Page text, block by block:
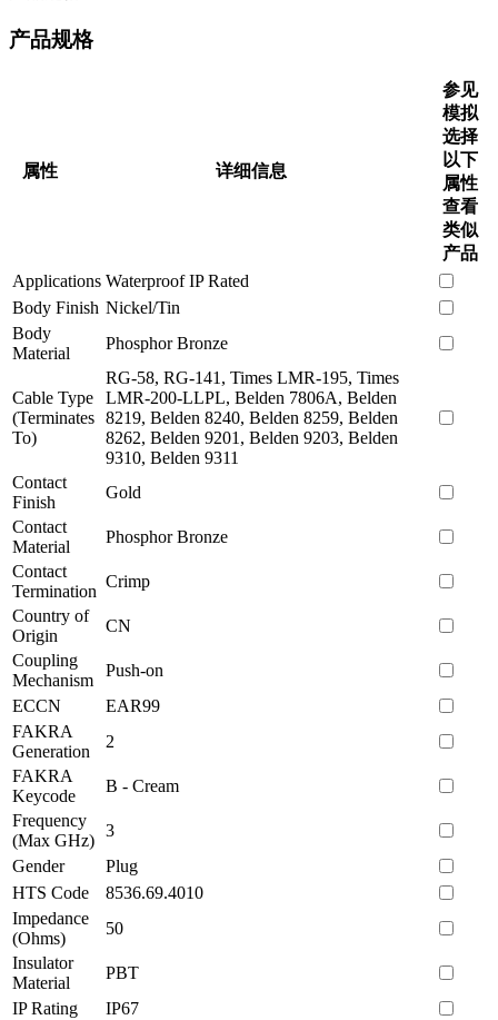
产品规格
属性 详细信息
参见
模拟
选择
以下
属性
查看
类似
产品
Applications Waterproof IP Rated
Body Finish Nickel/Tin
Body
Material
Phosphor Bronze
Cable Type
(Terminates
To)
RG-58, RG-141, Times LMR-195, Times
LMR-200-LLPL, Belden 7806A, Belden
8219, Belden 8240, Belden 8259, Belden
8262, Belden 9201, Belden 9203, Belden
9310, Belden 9311
Contact
Finish
Gold
Contact
Material
Phosphor Bronze
Contact
Termination
Crimp
Country of
Origin
CN
Coupling
Mechanism
Push-on
ECCN
EAR99
FAKRA
Generation
2
FAKRA
Keycode
B - Cream
Frequency
(Max GHz)
3
Gender
Plug
HTS Code
8536.69.4010
Impedance
(Ohms)
50
Insulator
Material
PBT
IP Rating
IP67